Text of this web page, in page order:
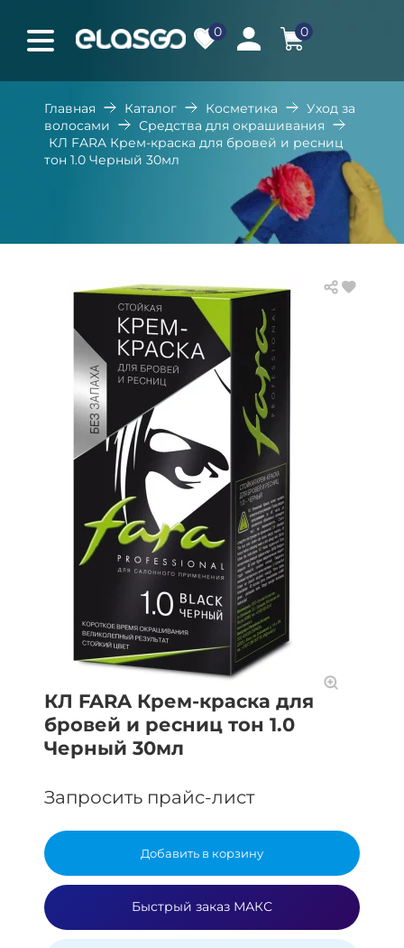
0 0
Главная Каталог Косметика
Уход за
волосами
Средства для окрашивания
КЛ FARA Крем-краска для бровей и ресниц
тон 1.0 Черный 30мл
КЛ FARA Крем-краска для
бровей и ресниц тон 1.0
Черный 30мл
Запросить прайс-лист
Добавить в корзину
Быстрый заказ МАКС